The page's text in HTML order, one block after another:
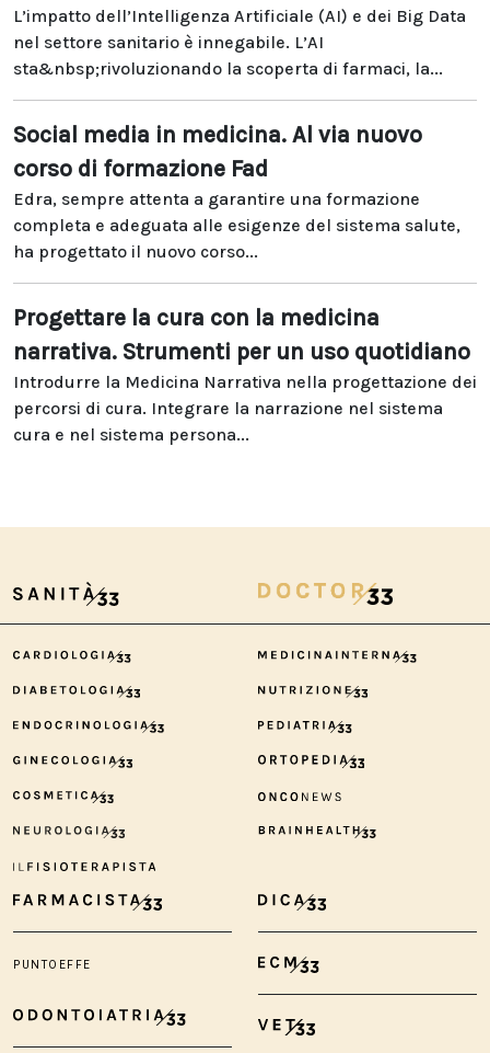
L’impatto dell’Intelligenza Artificiale (AI) e dei Big Data
nel settore sanitario è innegabile. L’AI
sta&nbsp;rivoluzionando la scoperta di farmaci, la...
Social media in medicina. Al via nuovo
corso di formazione Fad
Edra, sempre attenta a garantire una formazione
completa e adeguata alle esigenze del sistema salute,
ha progettato il nuovo corso...
Progettare la cura con la medicina
narrativa. Strumenti per un uso quotidiano
Introdurre la Medicina Narrativa nella progettazione dei
percorsi di cura. Integrare la narrazione nel sistema
cura e nel sistema persona...